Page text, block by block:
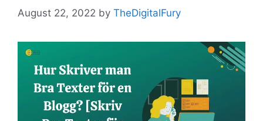
August 22, 2022 by TheDigitalFury